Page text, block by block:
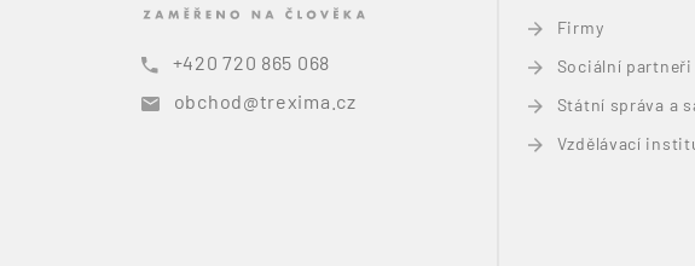
+420 720 865 068
obchod@trexima.cz
Firmy
Sociální partneři
Státní správa a
Vzdělávací